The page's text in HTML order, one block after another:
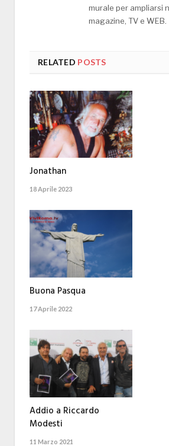
murale per ampliarsi
magazine, TV e WEB.
RELATED POSTS
Jonathan
18 Aprile 2023
Buona Pasqua
17 Aprile 2022
Addio a Riccardo
Modesti
11 Marzo 2021